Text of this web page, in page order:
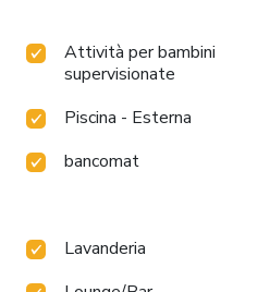
Attività per bambini
supervisionate
Piscina - Esterna
bancomat
Lavanderia